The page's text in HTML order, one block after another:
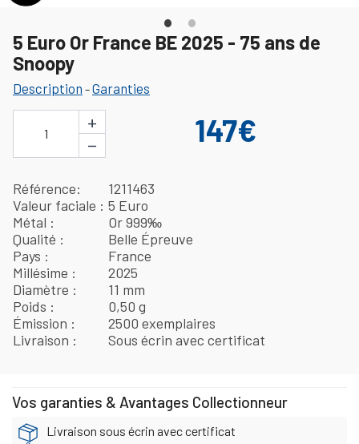
5 Euro Or France BE 2025 - 75 ans de
Snoopy
Description -Garanties
1
+
−
147€
Référence
1211463
Valeur faciale
5 Euro
Métal
Or 999‰
Qualité
Belle Épreuve
Pays
France
Millésime
2025
Diamètre
11 mm
Poids
0,50 g
Émission
2500 exemplaires
Livraison
Sous écrin avec certificat
Vos garanties & Avantages Collectionneur
Livraison sous écrin avec certificat